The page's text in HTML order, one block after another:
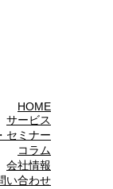
HOME
サービス
セミナー
コラム
会社情報
い合わせ